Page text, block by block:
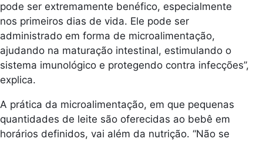
pode ser extremamente benéfico, especialmente
nos primeiros dias de vida. Ele pode ser
administrado em forma de microalimentação,
ajudando na maturação intestinal, estimulando o
sistema imunológico e protegendo contra infecções”,
explica.
A prática da microalimentação, em que pequenas
quantidades de leite são oferecidas ao bebê em
horários definidos, vai além da nutrição. “Não se